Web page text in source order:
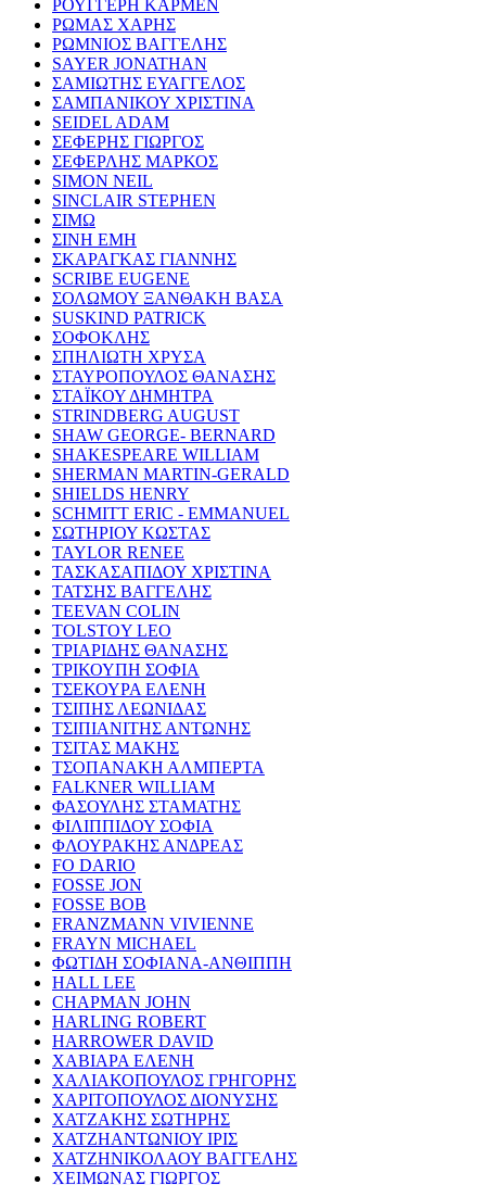
ΡΟΥΓΓΕΡΗ ΚΑΡΜΕΝ
ΡΩΜΑΣ ΧΑΡΗΣ
ΡΩΜΝΙΟΣ ΒΑΓΓΕΛΗΣ
SAYER JONATHAN
ΣΑΜΙΩΤΗΣ ΕΥΑΓΓΕΛΟΣ
ΣΑΜΠΑΝΙΚΟΥ ΧΡΙΣΤΙΝΑ
SEIDEL ADAM
ΣΕΦΕΡΗΣ ΓΙΩΡΓΟΣ
ΣΕΦΕΡΛΗΣ ΜΑΡΚΟΣ
SIMON NEIL
SINCLAIR STEPHEN
ΣΙΜΩ
ΣΙΝΗ ΕΜΗ
ΣΚΑΡΑΓΚΑΣ ΓΙΑΝΝΗΣ
SCRIBE EUGENE
ΣΟΛΩΜΟΥ ΞΑΝΘΑΚΗ ΒΑΣΑ
SUSKIND PATRICK
ΣΟΦΟΚΛΗΣ
ΣΠΗΛΙΩΤΗ ΧΡΥΣΑ
ΣΤΑΥΡΟΠΟΥΛΟΣ ΘΑΝΑΣΗΣ
ΣΤΑΪΚΟΥ ΔΗΜΗΤΡΑ
STRINDBERG AUGUST
SHAW GEORGE- BERNARD
SHAKESPEARE WILLIAM
SHERMAN MARTIN-GERALD
SHIELDS HENRY
SCHMITT ERIC - EMMANUEL
ΣΩΤΗΡΙΟΥ ΚΩΣΤΑΣ
TAYLOR RENEE
ΤΑΣΚΑΣΑΠΙΔΟΥ ΧΡΙΣΤΙΝΑ
ΤΑΤΣΗΣ ΒΑΓΓΕΛΗΣ
TEEVAN COLIN
TOLSTOY LEO
ΤΡΙΑΡΙΔΗΣ ΘΑΝΑΣΗΣ
ΤΡΙΚΟΥΠΗ ΣΟΦΙΑ
ΤΣΕΚΟΥΡΑ ΕΛΕΝΗ
ΤΣΙΠΗΣ ΛΕΩΝΙΔΑΣ
ΤΣΙΠΙΑΝΙΤΗΣ ΑΝΤΩΝΗΣ
ΤΣΙΤΑΣ ΜΑΚΗΣ
ΤΣΟΠΑΝΑΚΗ ΑΛΜΠΕΡΤΑ
FALKNER WILLIAM
ΦΑΣΟΥΛΗΣ ΣΤΑΜΑΤΗΣ
ΦΙΛΙΠΠΙΔΟΥ ΣΟΦΙΑ
ΦΛΟΥΡΑΚΗΣ ΑΝΔΡΕΑΣ
FO DARIO
FOSSE JON
FOSSE BOB
FRANZMANN VIVIENNE
FRAYN MICHAEL
ΦΩΤΙΔΗ ΣΟΦΙΑΝΑ-ΑΝΘΙΠΠΗ
HALL LEE
CHAPMAN JOHN
HARLING ROBERT
HARROWER DAVID
ΧΑΒΙΑΡΑ ΕΛΕΝΗ
ΧΑΛΙΑΚΟΠΟΥΛΟΣ ΓΡΗΓΟΡΗΣ
ΧΑΡΙΤΟΠΟΥΛΟΣ ΔΙΟΝΥΣΗΣ
ΧΑΤΖΑΚΗΣ ΣΩΤΗΡΗΣ
ΧΑΤΖΗΑΝΤΩΝΙΟΥ ΙΡΙΣ
ΧΑΤΖΗΝΙΚΟΛΑΟΥ ΒΑΓΓΕΛΗΣ
ΧΕΙΜΩΝΑΣ ΓΙΩΡΓΟΣ